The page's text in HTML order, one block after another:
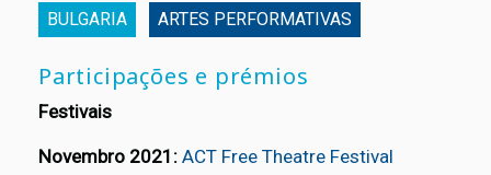
BULGARIA ARTES PERFORMATIVAS
Participações e prémios
Festivais
Novembro 2021: ACT Free Theatre Festival